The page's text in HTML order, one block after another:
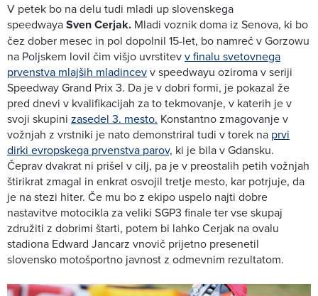
V petek bo na delu tudi mladi up slovenskega
speedwayaSven Cerjak. Mladi voznik doma iz Senova, ki bo
čez dober mesec in pol dopolnil 15-let, bo namreč v Gorzowu
na Poljskem lovil čim višjo uvrstitevv finalu svetovnega
prvenstva mlajših mladincevv speedwayu oziroma v seriji
Speedway Grand Prix 3. Da je v dobri formi, je pokazal že
pred dnevi v kvalifikacijah za to tekmovanje, v katerih je v
svoji skupini zasedel 3. mesto. Konstantno zmagovanje v
vožnjah z vrstniki je nato demonstriral tudi v torek na prvi
dirki evropskega prvenstva parov, ki je bila v Gdansku.
Čeprav dvakrat ni prišel v cilj, pa je v preostalih petih vožnjah
štirikrat zmagal in enkrat osvojil tretje mesto, kar potrjuje, da
je na stezi hiter. Če mu bo z ekipo uspelo najti dobre
nastavitve motocikla za veliki SGP3 finale ter vse skupaj
združiti z dobrimi štarti, potem bi lahko Cerjak na ovalu
stadiona Edward Jancarz vnovič prijetno presenetil
slovensko motošportno javnost z odmevnim rezultatom.